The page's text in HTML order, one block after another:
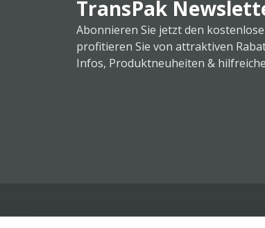
TransPak
Abonnieren Sie jetzt den
profitieren Sie von attraktiven
Infos, Produktneuheiten &